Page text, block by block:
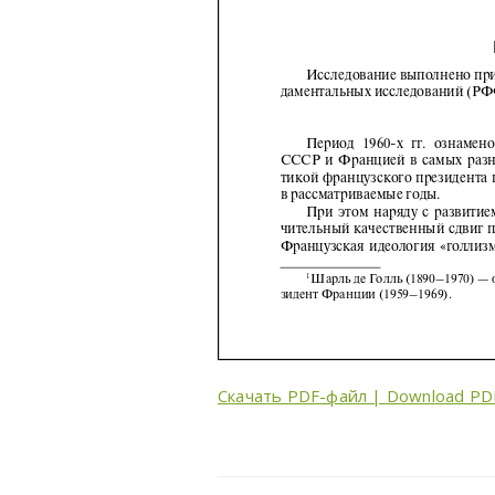
Скачать PDF-файл | Download